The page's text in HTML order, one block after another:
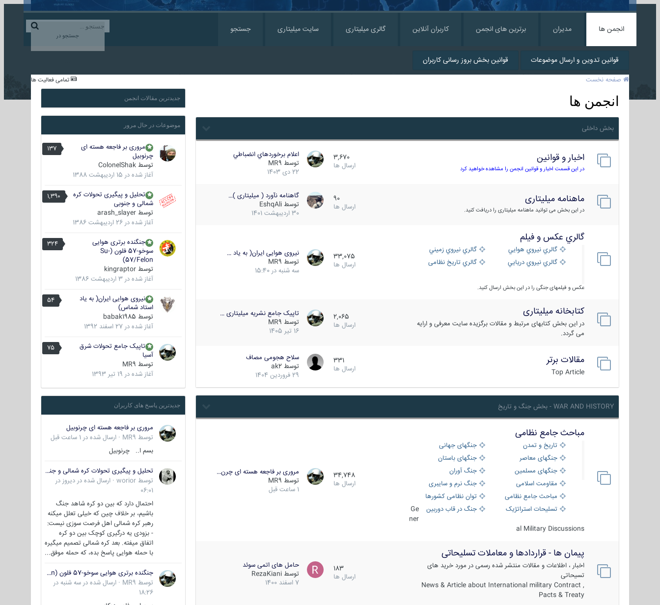
جستجو در
انجمن ها مدیران برترین های انجمن کاربران آنلاین گالری میلیتاری سایت میلیتاری جستجو
قوانین تدوین و ارسال موضوعات قوانین بخش بروز رسانی کاربران
تمامی فعالیت ها صفحه نخست
انجمن ها
بخش داخلی
اخبار و قوانین
در این قسمت اخبار و قوانین انجمن را مشاهده خواهید کرد
3,670
ارسال ها
اعلام برخوردهاي انضباطي
توسط MR9
22 دی 1403
ماهنامه میلیتاری
در این بخش می توانید ماهنامه میلیتاری را دریافت کنید.
90
ارسال ها
گاهنامه نآورد ( میلیتاری )…
توسط EshqAli
30 اردیبهشت 1401
گالري عكس و فيلم
گالري نيروي هوايي
گالري نيروي زميني
گالري نيروي دريايي
گالري تاریخ نظامی
عکس و فیلمهای جنگی را در این بخش ارسال کنید.
33,075
ارسال ها
نیروی هوایی ایران( به یاد …
توسط MR9
سه شنبه در 15:40
کتابخانه میلیتاری
در این بخش کتابهای مرتبط و مقالات برگزیده سایت معرفی و ارایه
می گردد.
2,065
ارسال ها
تاپیک جامع نشریه میلیتاری …
توسط MR9
16 تیر 1405
مقالات برتر
Top Article
331
ارسال ها
سلاح هجومی مصاف
توسط ak2
29 فروردین 1404
WAR AND HISTORY - بخش جنگ و تاریخ
مباحث جامع نظامی
تاریخ و تمدن
جنگهای جهانی
جنگهای معاصر
جنگهای باستان
جنگهای مسلمین
جنگ آوران
مقاومت اسلامی
جنگ نرم و سایبری
مباحث جامع نظامی
توان نظامی کشورها
تسلیحات استراتژیک
جنگ در قاب دوربین
Ge
ner
al Military Discussions
34,748
ارسال ها
مروری بر فاجعه هسته ای چرن…
توسط MR9
1 ساعت قبل
پیمان ها - قراردادها و معاملات تسلیحاتی
اخبار ، اطلاعات و مقالات منتشر شده رسمی در مورد خرید های
تسیحاتی
News & Article about International military Contract ,
Pacts & Treaty
183
ارسال ها
حامل های اتمی سوئد
توسط RezaKiani
7 اسفند 1400
جدیدترین مقالات انجمن
موضوعات در حال مرور
137
مروری بر فاجعه هسته ای
چرنوبیل
توسط ColonelShak
آغاز شده در 15 اردیبهشت 1388
1,390
تحلیل و پیگیری تحولات کره
شمالی و جنوبی
توسط arash_slayer
آغاز شده در 26 اردیبهشت 1386
324
جنگنده برتری هوایی
سوخو-57 فلون (Su-
57/Felon)
توسط kingraptor
آغاز شده در 3 اردیبهشت 1386
54
نیروی هوایی ایران( به یاد
استاد شماس)
توسط babak1985
آغاز شده در 27 اسفند 1392
75
تاپیک جامع تحولات شرق
آسیا
توسط MR9
آغاز شده در 19 تیر 1393
جدیدترین پاسخ های کاربران
مروری بر فاجعه هسته ای چرنوبیل
توسط MR9
· ارسال شده در 1 ساعت قبل
بسم ا.. چرنوبیل
تحلیل و پیگیری تحولات کره شمالی و جنوبی
توسط worior
· ارسال شده در دیروز در
06:01
احتمال دارد که بین دو کره شاهد جنگ
باشیم، بر خلاف چین که خیلی تعلل میکنه
رهبر کره شمالی اهل فرصت سوزی نیست:
- بزودی یه درگیری کوچک بین دو کره
اتفاق میفته. بعد کره شمالی تصمیم میگیره
با حمله هوایی پاسخ بده، که حمله موفق...
جنگنده برتری هوایی سوخو-57 فلون (Su-57/Felon)
توسط MR9
· ارسال شده در سه شنبه در
18:26